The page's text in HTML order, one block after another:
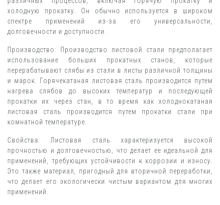
холодную прокатку. Он обычно используется в широком
спектре применений из-за его универсальности,
долговечности и доступности.
Производство: Производство листовой стали предполагает
использование больших прокатных станов, которые
перерабатывают слябы из стали в листы различной толщины
и марок. Горячекатаная листовая сталь производится путем
нагрева слябов до высоких температур и последующей
прокатки их через стан, в то время как холоднокатаная
листовая сталь производится путем прокатки стали при
комнатной температуре.
Свойства: Листовая сталь характеризуется высокой
прочностью и долговечностью, что делает ее идеальной для
применений, требующих устойчивости к коррозии и износу.
Это также материал, пригодный для вторичной переработки,
что делает его экологически чистым вариантом для многих
применений.